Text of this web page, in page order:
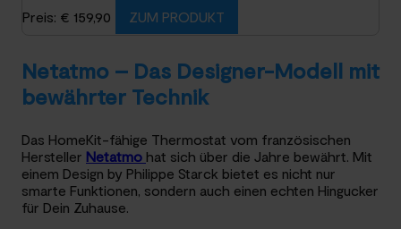
Preis: € 159,90
ZUM PRODUKT
Netatmo – Das Designer-Modell mit
bewährter Technik
Das HomeKit-fähige Thermostat vom französischen
Hersteller Netatmo hat sich über die Jahre bewährt. Mit
einem Design by Philippe Starck bietet es nicht nur
smarte Funktionen, sondern auch einen echten Hingucker
für Dein Zuhause.